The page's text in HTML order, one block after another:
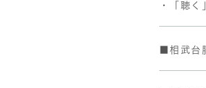
・「聴く
■相武台